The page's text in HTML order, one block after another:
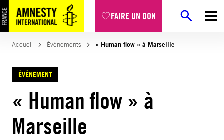
FAIRE UN DON
Accueil Évènements « Human flow » à Marseille
ÉVÈNEMENT
« Human flow » à
Marseille